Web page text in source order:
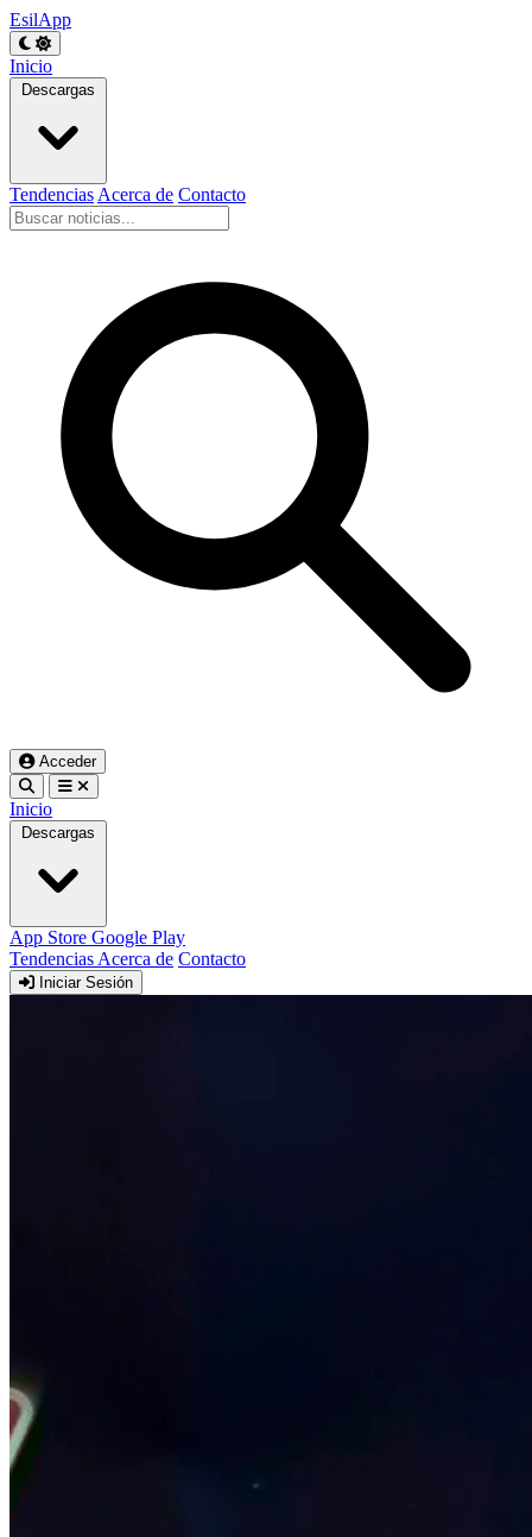
EsilApp
Inicio
Descargas
Tendencias Acerca de Contacto
Acceder
Inicio
Descargas
App Store Google Play
Tendencias Acerca de Contacto
Iniciar Sesión